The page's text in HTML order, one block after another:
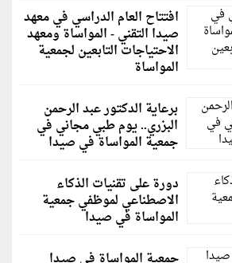
افتتاح العام الدراسي في معهد
صيدا التقني - المواساة ومعهد
الاحتياجات التابعين لجمعية
المواساة
برعاية الدكتور عبد الرحمن
البزري.. يوم طبي مجاني في
جمعية المواساة في صيدا
دورة على تقنيات الذكاء
الاصطناعي لموظفي جمعية
المواساة في صيدا